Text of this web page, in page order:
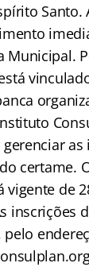
Santo.
Municipal.
as
certame.
vigente de
inscrições
pelo